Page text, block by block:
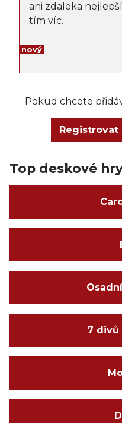
ani zdaleka
tím víc.
nový
Pokud chcete
Registrovat
Top deskové
7 divů